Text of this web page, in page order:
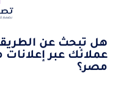
هل تبحث عن
عملائك عبر
مصر؟